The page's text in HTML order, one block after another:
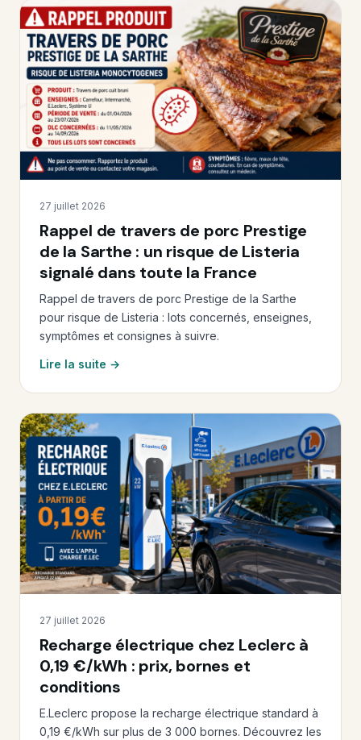
27 juillet 2026
Rappel de travers de porc Prestige
de la Sarthe : un risque de Listeria
signalé dans toute la France
Rappel de travers de porc Prestige de la Sarthe
pour risque de Listeria : lots concernés, enseignes,
symptômes et consignes à suivre.
Lire la suite →
27 juillet 2026
Recharge électrique chez Leclerc à
0,19 €/kWh : prix, bornes et
conditions
E.Leclerc propose la recharge électrique standard à
0,19 €/kWh sur plus de 3 000 bornes. Découvrez les